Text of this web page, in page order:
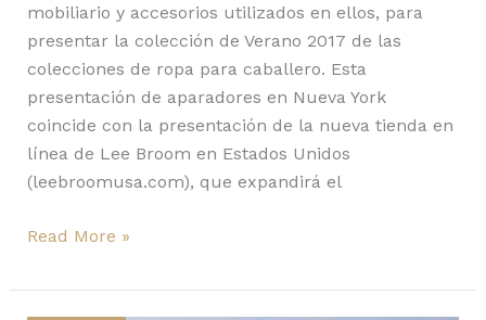
mobiliario y accesorios utilizados en ellos, para
presentar la colección de Verano 2017 de las
colecciones de ropa para caballero. Esta
presentación de aparadores en Nueva York
coincide con la presentación de la nueva tienda en
línea de Lee Broom en Estados Unidos
(leebroomusa.com), que expandirá el
Read More »